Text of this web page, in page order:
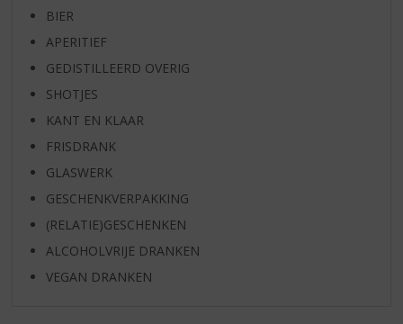
BIER
APERITIEF
GEDISTILLEERD OVERIG
SHOTJES
KANT EN KLAAR
FRISDRANK
GLASWERK
GESCHENKVERPAKKING
(RELATIE)GESCHENKEN
ALCOHOLVRIJE DRANKEN
VEGAN DRANKEN